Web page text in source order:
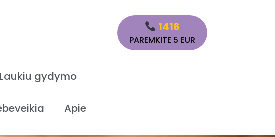
1416
PAREMKITE 5 EUR
Laukiu gydymo
Apie